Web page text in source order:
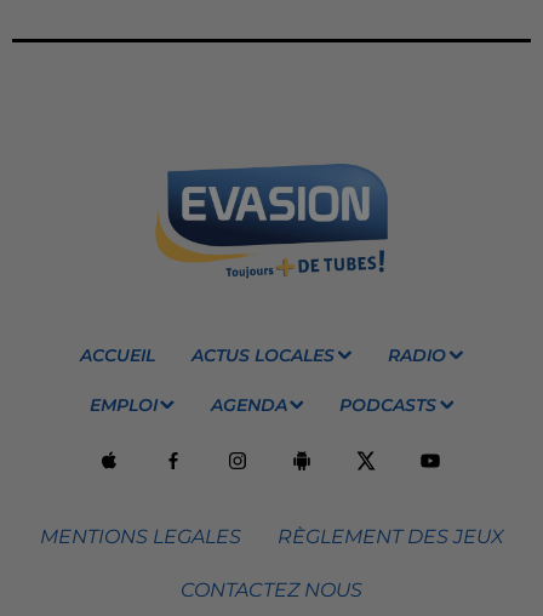
ACCUEIL ACTUS LOCALES RADIO
EMPLOI AGENDA PODCASTS
MENTIONS LEGALES RÈGLEMENT DES JEUX
CONTACTEZ NOUS